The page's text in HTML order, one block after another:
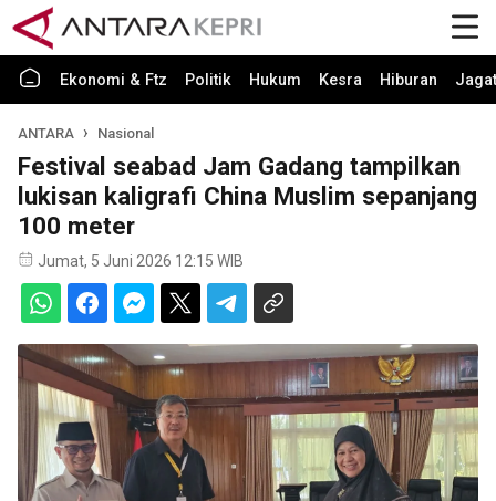
Ekonomi & Ftz Politik Hukum Kesra Hiburan Jagat
ANTARA Nasional
Festival seabad Jam Gadang tampilkan
lukisan kaligrafi China Muslim sepanjang
100 meter
Jumat, 5 Juni 2026 12:15 WIB